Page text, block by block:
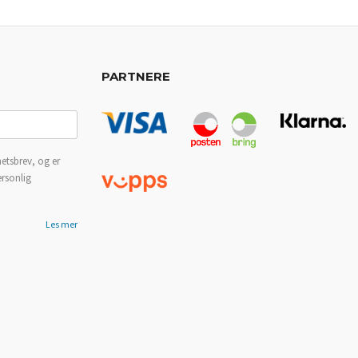
og er
Les mer
PARTNERE